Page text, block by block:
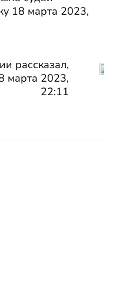
18 марта 2023,
рассказал,
марта 2023,
22:11